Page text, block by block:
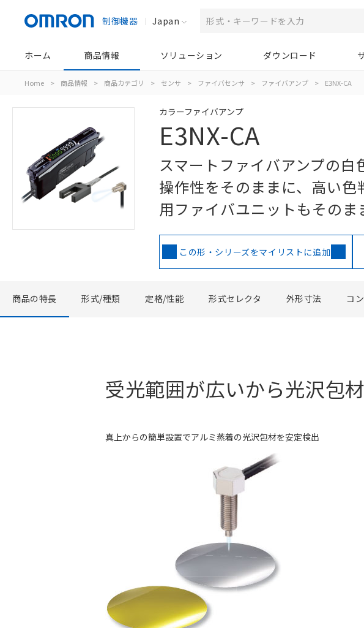
制御機器 Japan
ホーム 商品情報 ソリューション ダウンロード
Home > 商品情報 > 商品カテゴリ > センサ > ファイバセンサ > ファイバアンプ > E3NX-CA
カラーファイバアンプ
E3NX-CA
スマートファイバアンプの白
操作性をそのままに、高い
用ファイバユニットもそのま
この形・シリーズをマイリストに追加
商品の特長 形式/種類 定格/性能 形式セレクタ 外形寸法 コ
受光範囲が広いから光沢包
真上からの簡単設置でアルミ蒸着の光沢包材を安定検出